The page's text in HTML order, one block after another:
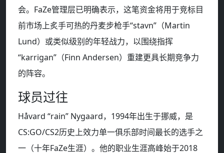
会。FaZe管理层已明确表示，这笔资金将用于竞标目
前市场上炙手可热的丹麦步枪手“stavn”（Martin
Lund）或类似级别的年轻战力，以围绕指挥
“karrigan”（Finn Andersen）重建更具长期竞争力
的阵容。
球员过往
Håvard “rain” Nygaard，1994年出生于挪威，是
CS:GO/CS2历史上效力单一俱乐部时间最长的选手之
一（十年FaZe生涯）。他的职业生涯高峰始于2018